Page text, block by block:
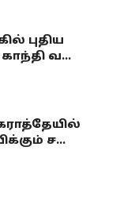
புதிய
வ...
ச...